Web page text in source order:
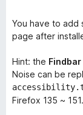
You have to add
page after
Hint: the
Noise can be
Firefox 135 ~